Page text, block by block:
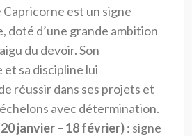
Capricorne est un signe
doté d’une grande ambition
du devoir. Son
et sa discipline lui
réussir dans ses projets et
avec détermination.
janvier – 18 février): signe